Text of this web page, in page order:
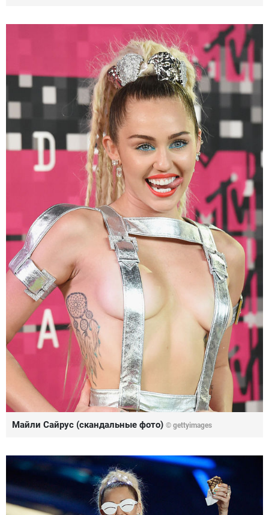
Майли Сайрус (скандальные фото) © gettyimages